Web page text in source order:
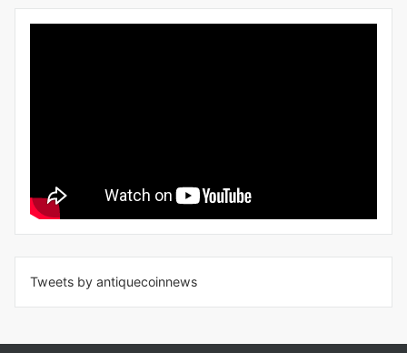
Tweets by antiquecoinnews